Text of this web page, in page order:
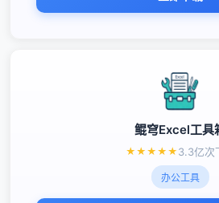
鲲穹Excel工具
★ ★ ★ ★ ★ 3.3亿次
办公工具